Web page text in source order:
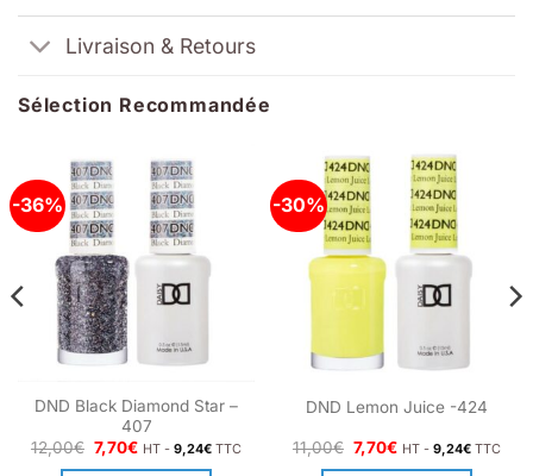
Livraison & Retours
Sélection Recommandée
-36%
DND Black Diamond Star –
407
12,00€ Le
prix
7,70€Le
HT -9,24€ TTC
-30%
DND Lemon Juice -424
11,00€ Le
prix
7,70€Le
HT -9,24€ TTC